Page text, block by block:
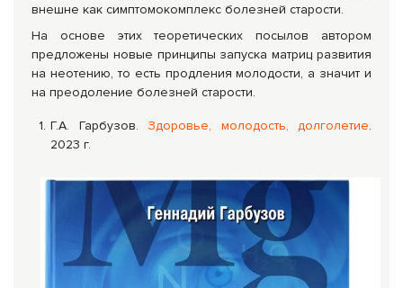
внешне как симптомокомплекс болезней старости.
На основе этих теоретических посылов автором
предложены новые принципы запуска матриц развития
на неотению, то есть продления молодости, а значит и
на преодоление болезней старости.
Г.А. Гарбузов. Здоровье, молодость, долголетие.
2023 г.